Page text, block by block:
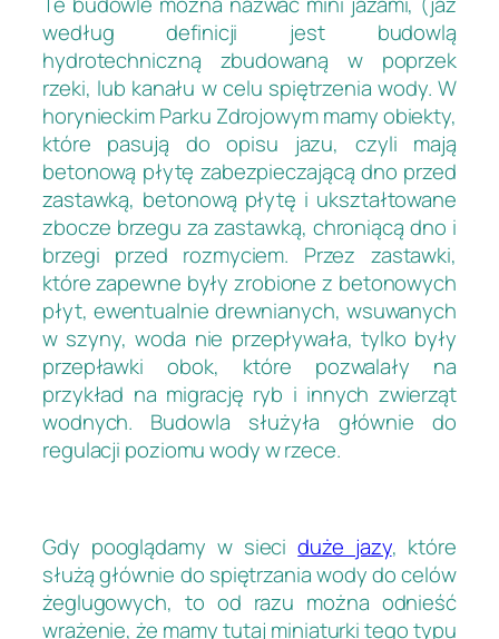
według definicji jest budowlą
hydrotechniczną zbudowaną w poprzek
rzeki, lub kanału w celu spiętrzenia wody. W
horynieckim Parku Zdrojowym mamy obiekty,
które pasują do opisu jazu, czyli mają
betonową płytę zabezpieczającą dno przed
zastawką, betonową płytę i ukształtowane
zbocze brzegu za zastawką, chroniącą dno i
brzegi przed rozmyciem. Przez zastawki,
które zapewne były zrobione z betonowych
płyt, ewentualnie drewnianych, wsuwanych
w szyny, woda nie przepływała, tylko były
przepławki obok, które pozwalały na
przykład na migrację ryb i innych zwierząt
wodnych. Budowla służyła głównie do
regulacji poziomu wody w rzece.
Gdy pooglądamy w sieciduże jazy, które
służą głównie do spiętrzania wody do celów
żeglugowych, to od razu można odnieść
wrażenie, że mamy tutaj miniaturki tego typu